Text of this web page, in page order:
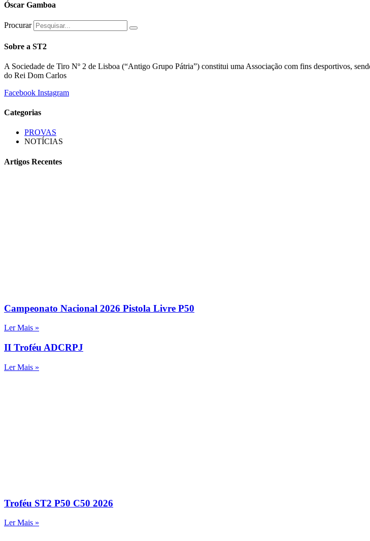
Óscar Gamboa
Procurar
Sobre a ST2
A Sociedade de Tiro Nº 2 de Lisboa (“Antigo Grupo Pátria”) constitui uma Associação com fins desportivos,
do Rei Dom Carlos
Facebook Instagram
Categorias
PROVAS
NOTÍCIAS
Artigos Recentes
Campeonato Nacional 2026 Pistola Livre P50
Ler Mais »
II Troféu ADCRPJ
Ler Mais »
Troféu ST2 P50 C50 2026
Ler Mais »